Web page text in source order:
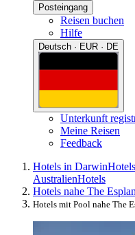
Posteingang
Reisen buchen
Hilfe
Deutsch · EUR · DE
Unterkunft
Meine Reisen
Feedback
Hotels in Darwin
AustralienHotels
Hotels nahe The
Hotels mit Pool nahe The